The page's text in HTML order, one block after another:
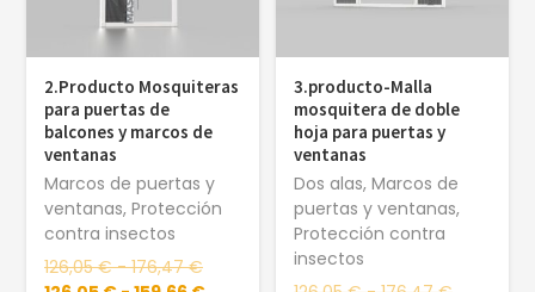
2.Producto Mosquiteras
para puertas de
balcones y marcos de
ventanas
Marcos de puertas y
ventanas, Protección
contra insectos
126,05€ - 176,47€
3.producto-Malla
mosquitera de doble
hoja para puertas y
ventanas
Dos alas, Marcos de
puertas y ventanas,
Protección contra
insectos